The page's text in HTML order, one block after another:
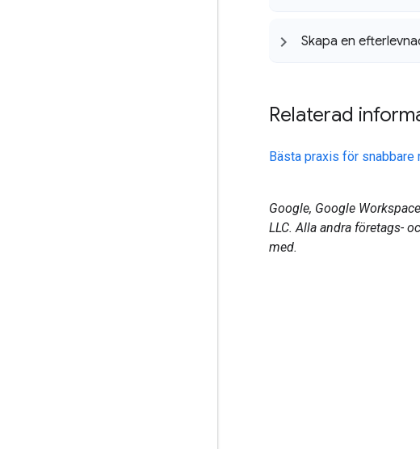
Skapa en
Relaterad
Bästa praxis för snabbare
Google, Google
LLC. Alla andra företags-
med.